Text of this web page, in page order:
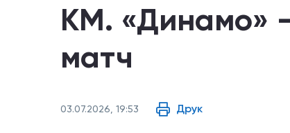
КМ. «Динамо»
матч
03.07.2026, 19:53 Друк